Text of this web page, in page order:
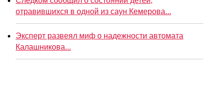
отравившихся в одной из саун Кемерова...
Эксперт развеял миф о надежности автомата
Калашникова...